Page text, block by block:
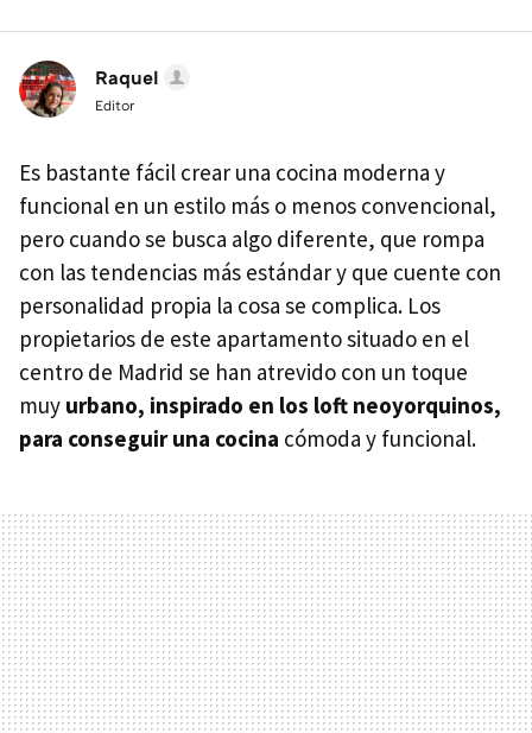
Raquel
Editor
Es bastante fácil crear una cocina moderna y
funcional en un estilo más o menos convencional,
pero cuando se busca algo diferente, que rompa
con las tendencias más estándar y que cuente con
personalidad propia la cosa se complica. Los
propietarios de este apartamento situado en el
centro de Madrid se han atrevido con un toque
muy urbano, inspirado en los loft neoyorquinos,
para conseguir una cocina cómoda y funcional.